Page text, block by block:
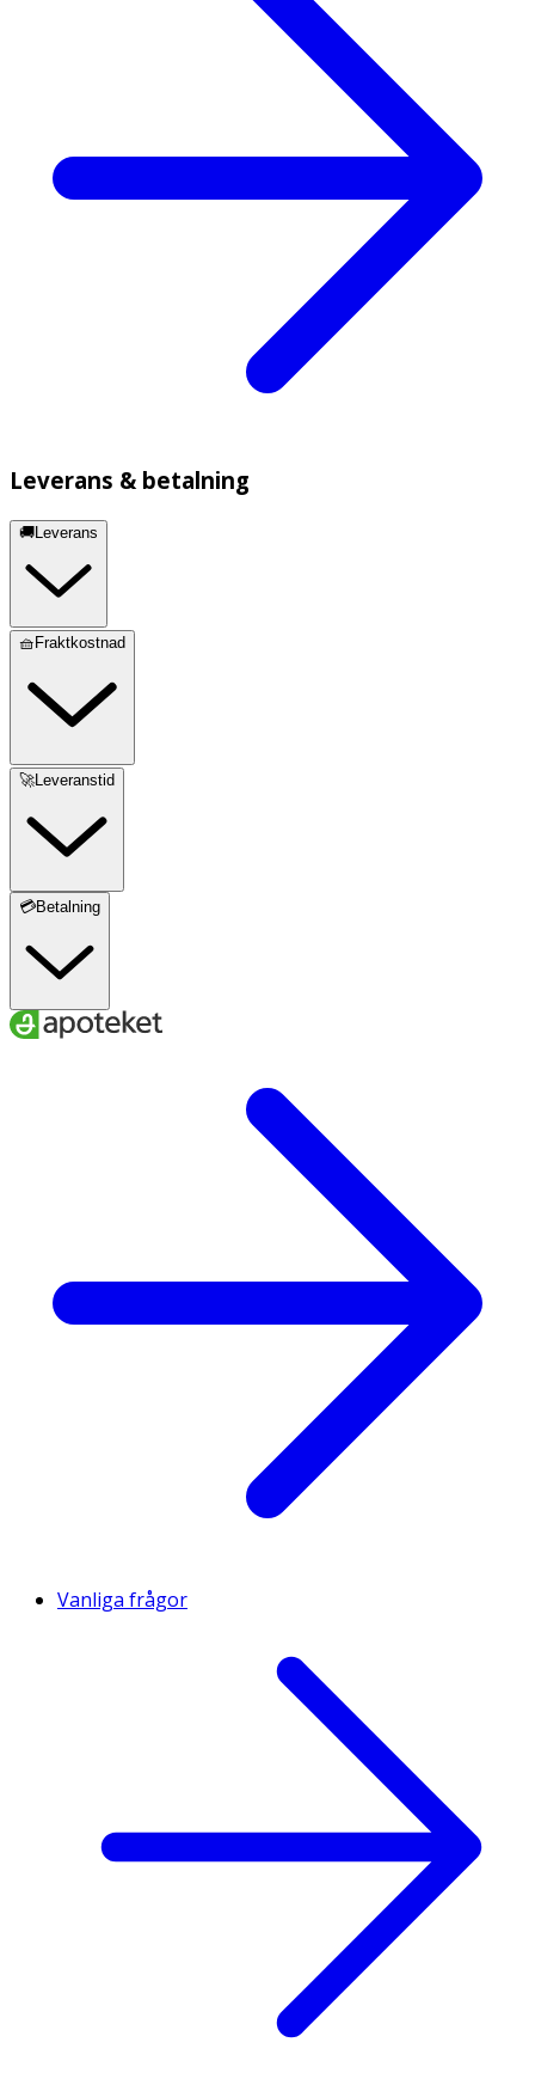
Leverans & betalning
🚚Leverans
🧺Fraktkostnad
🚀Leveranstid
💳Betalning
Vanliga frågor